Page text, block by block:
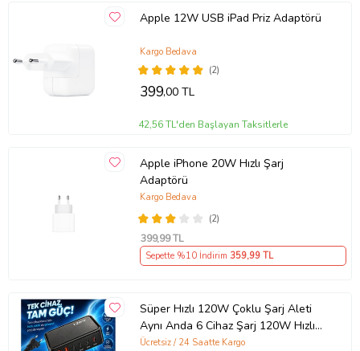
Apple 12W USB iPad Priz Adaptörü
(2)
Kargo Bedava
399,00 TL
42,56 TL'den Başlayan Taksitlerle
Apple iPhone 20W Hızlı Şarj
Adaptörü
(2)
Kargo Bedava
399,99 TL
Sepette %10 İndirim 359,99 TL
Süper Hızlı 120W Çoklu Şarj Aleti
Aynı Anda 6 Cihaz Şarj 120W Hızlı
Şarj İstasyonu Çoklu USB & Type-C
Ücretsiz / 24 Saatte Kargo